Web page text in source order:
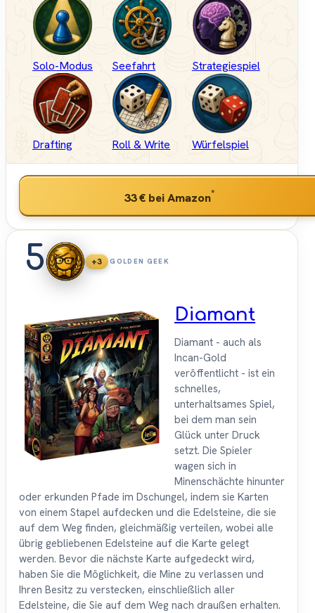
Solo-Modus Seefahrt Strategiespiel
Drafting Roll & Write Würfelspiel
33 € bei Amazon*
5 +3 GOLDEN GEEK
Diamant
Diamant - auch als
Incan-Gold
veröffentlicht - ist ein
schnelles,
unterhaltsames Spiel,
bei dem man sein
Glück unter Druck
setzt. Die Spieler
wagen sich in
Minenschächte hinunter
oder erkunden Pfade im Dschungel, indem sie Karten
von einem Stapel aufdecken und die Edelsteine, die sie
auf dem Weg finden, gleichmäßig verteilen, wobei alle
übrig gebliebenen Edelsteine auf die Karte gelegt
werden. Bevor die nächste Karte aufgedeckt wird,
haben Sie die Möglichkeit, die Mine zu verlassen und
Ihren Besitz zu verstecken, einschließlich aller
Edelsteine, die Sie auf dem Weg nach draußen erhalten.